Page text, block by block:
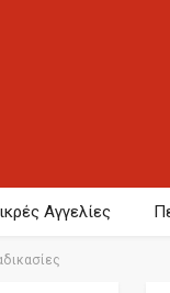
Αγγελίες